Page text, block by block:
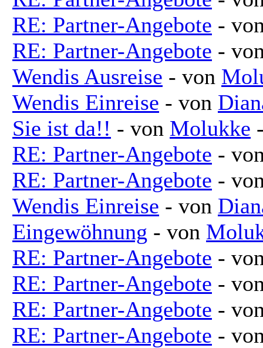
RE: Partner-Angebote -
RE: Partner-Angebote -
Wendis Ausreise - von
Wendis Einreise - von
Sie ist da!! - von Molukke
RE: Partner-Angebote -
RE: Partner-Angebote -
Wendis Einreise - von
Eingewöhnung - von
RE: Partner-Angebote -
RE: Partner-Angebote -
RE: Partner-Angebote -
RE: Partner-Angebote -